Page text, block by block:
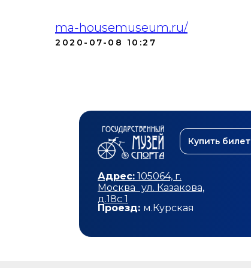
ma-housemuseum.ru/
2020-07-08 10:27
Проезд: м.Курская
Адрес: 105064, г.
Москва ул. Казакова,
д.18с 1
Купить билет